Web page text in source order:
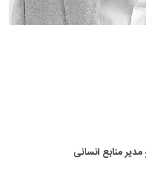
منابع انسانی